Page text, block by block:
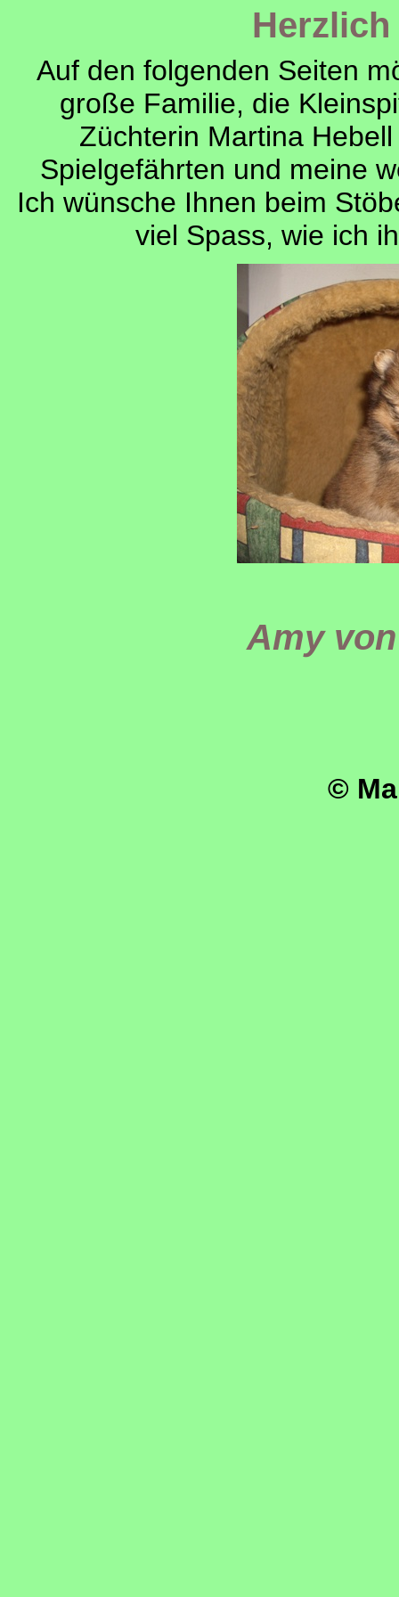
Auf den folgenden Seiten
große Familie, die
Züchterin Martina
Spielgefährten und meine
Ich wünsche Ihnen beim
viel Spass, wie ich
Amy
©